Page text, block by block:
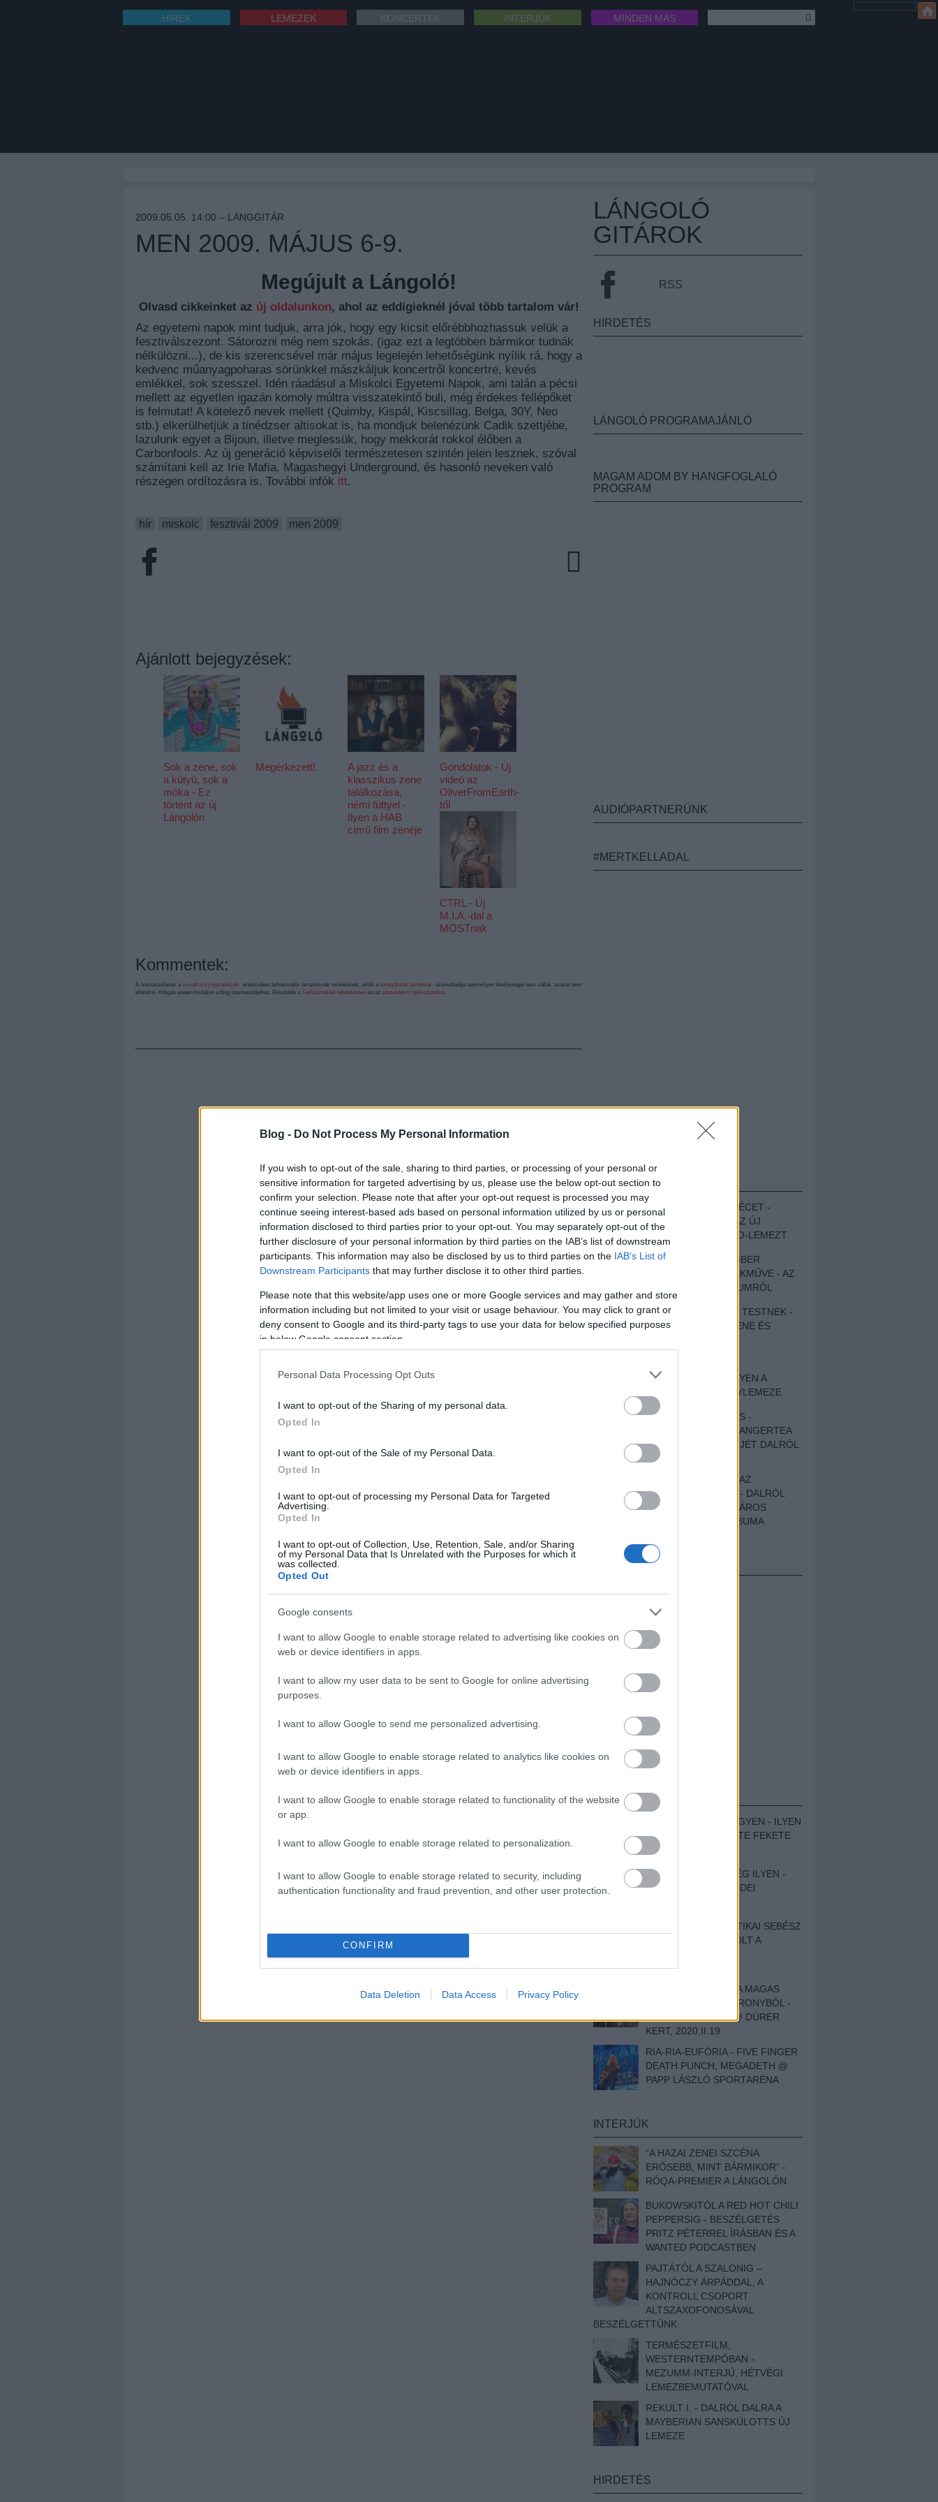
Blog - Do Not Process My Personal Information
If you wish to opt-out of the sale, sharing to third parties, or processing of your personal or
sensitive information for targeted advertising by us, please use the below opt-out section to
confirm your selection. Please note that after your opt-out request is processed you may
continue seeing interest-based ads based on personal information utilized by us or personal
information disclosed to third parties prior to your opt-out. You may separately opt-out of the
further disclosure of your personal information by third parties on the IAB’s list of downstream
participants. This information may also be disclosed by us to third parties on the IAB’s List of
Downstream Participants that may further disclose it to other third parties.
Please note that this website/app uses one or more Google services and may gather and store
information including but not limited to your visit or usage behaviour. You may click to grant or
deny consent to Google and its third-party tags to use your data for below specified purposes
in below Google consent section.
Personal Data Processing Opt Outs
I want to opt-out of the Sharing of my personal data.
Opted In
I want to opt-out of the Sale of my Personal Data.
Opted In
I want to opt-out of processing my Personal Data for Targeted
Advertising.
Opted In
I want to opt-out of Collection, Use, Retention, Sale, and/or Sharing
of my Personal Data that Is Unrelated with the Purposes for which it
was collected.
Opted Out
Google consents
I want to allow Google to enable storage related to advertising like cookies on
web or device identifiers in apps.
I want to allow my user data to be sent to Google for online advertising
purposes.
I want to allow Google to send me personalized advertising.
I want to allow Google to enable storage related to analytics like cookies on
web or device identifiers in apps.
I want to allow Google to enable storage related to functionality of the website
or app.
I want to allow Google to enable storage related to personalization.
I want to allow Google to enable storage related to security, including
authentication functionality and fraud prevention, and other user protection.
CONFIRM
Data Deletion Data Access Privacy Policy
HÍREK LEMEZEK INTERJÚK MINDEN MÁS
2009.05.05. 14:00 – LÁNGGITÁR
MEN 2009. MÁJUS 6-9.
Megújult a Lángoló!
Olvasd cikkeinket az új oldalunkon, ahol az eddigieknél jóval több tartalom vár!
Az egyetemi napok mint tudjuk, arra jók, hogy egy kicsit előrébbhozhassuk velük a
fesztiválszezont. Sátorozni még nem szokás, (igaz ezt a legtöbben bármikor tudnák
nélkülözni...), de kis szerencsével már május legelején lehetőségünk nyílik rá, hogy a
kedvenc műanyagpoharas sörünkkel mászkáljuk koncertről koncertre, kevés
emlékkel, sok szesszel. Idén ráadásul a Miskolci Egyetemi Napok, ami talán a pécsi
mellett az egyetlen igazán komoly múltra visszatekintő buli, még érdekes fellépőket
is felmutat! A kötelező nevek mellett (Quimby, Kispál, Kiscsillag, Belga, 30Y, Neo
stb.) elkerülhetjük a tinédzser altisokat is, ha mondjuk belenézünk Cadik szettjébe,
lazulunk egyet a Bijoun, illetve meglessük, hogy mekkorát rokkol élőben a
Carbonfools. Az új generáció képviselői természetesen szintén jelen lesznek, szóval
számítani kell az Irie Mafia, Magashegyi Underground, és hasonló neveken való
részegen ordítozásra is. További infók itt.
hír miskolc fesztivál 2009 men 2009
Ajánlott bejegyzések:
Sok a zene, sok
a kütyü, sok a
móka - Ez
történt az új
Lángolón
Megérkezett!
A jazz és a
klasszikus zene
találkozása,
némi füttyel -
Ilyen a HAB
című film zenéje
Gondolatok - Új
videó az
OliverFromEarth-
től
CTRL - Új
M.I.A.-dal a
MOSTnak
Kommentek:
A hozzászólások a vonatkozó jogszabályok értelmében felhasználói tartalomnak minősülnek, értük aszolgáltatás technikai
üzemeltetője semmilyen felelősséget nem vállal, azokat nem
ellenőrzi. Kifogás esetén forduljon a blog szerkesztőjéhez. Részletek a Felhasználási feltételekben és az adatvédelmi tájékoztatóban.
LÁNGOLÓ
GITÁROK
RSS
HIRDETÉS
LÁNGOLÓ PROGRAMAJÁNLÓ
MAGAM ADOM BY HANGFOGLALÓ
PROGRAM
AUDIÓPARTNERÜNK
#MERTKELLADAL
EZT HALLGASD!
MEGUGROTTÁK A LÉCET -
MEGHALLGATTUK AZ ÚJ
PROTEST THE HERO-LEMEZT
EGY DÜHÖS VÉNEMBER
UNIVERZÁLIS REMEKMŰVE - AZ
ÚJ BOB DYLAN-ALBUMRÓL
ZENE LÉLEKNEK ÉS TESTNEK -
AUTENTIKUS NÉPZENE ÉS
SZOMORKODÁS - ILYEN A
KATATONIA ÚJ NAGYLEMEZE
CROCODILE NERVES -
HALLGASD MEG AZ ANGERTEA
MA MEGJELENT EP-JÉT DALRÓL
DALRA!
A FELELŐSSÉGTŐL AZ
ELLOPOTT FÖLDIG - DALRÓL
DALRA A KÉPZELT VÁROS
SAMIZDAT CÍMŰ ALBUMA
HIRDETÉS
BESZÁMOLÓK
ZENÉS TÁBOR A HEGYEN - ILYEN
VOLT A VÍRUS SZÜLTE FEKETE
ZAJ FESZTIVÁL
SOHA NEM VOLT MÉG ILYEN -
BESZÁMOLÓNK AZ IDEI
EGY HALLÁSPLASZTIKAI SEBÉSZ
NAPLÓJA - ILYEN VOLT A
DOKUMENTUMFILM
MÉLY FÉRFIBÁNAT A MAGAS
ELEFÁNTCSONTTORONYBÓL -
LEPROUS, KLONE @ DÜRER
KERT, 2020.II.19.
RIA-RIA-EUFÓRIA - FIVE FINGER
DEATH PUNCH, MEGADETH @
PAPP LÁSZLÓ SPORTARÉNA
INTERJÚK
“A HAZAI ZENEI SZCÉNA
ERŐSEBB, MINT BÁRMIKOR” -
RÓQA-PREMIER A LÁNGOLÓN
BUKOWSKITÓL A RED HOT CHILI
PEPPERSIG - BESZÉLGETÉS
PRITZ PÉTERREL ÍRÁSBAN ÉS A
WANTED PODCASTBEN
PAJTÁTÓL A SZALONIG –
HAJNÓCZY ÁRPÁDDAL, A
KONTROLL CSOPORT
ALTSZAXOFONOSÁVAL
BESZÉLGETTÜNK
TERMÉSZETFILM,
WESTERNTEMPÓBAN -
MEZUMM-INTERJÚ, HÉTVÉGI
LEMEZBEMUTATÓVAL
REKULT I. - DALRÓL DALRA A
MAYBERIAN SANSKÜLOTTS ÚJ
LEMEZE
HIRDETÉS